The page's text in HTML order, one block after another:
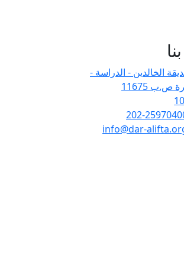
الخالدين - الدراسة -
ص.ب 11675
202-
info@dar-